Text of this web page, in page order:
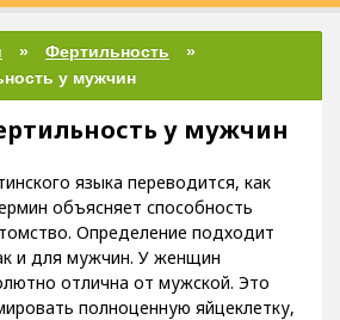
Фертильность
у мужчин
у мужчин
языка переводится, как
объясняет способность
Определение подходит
и для мужчин. У женщин
отлична от мужской. Это
полноценную яйцеклетку,